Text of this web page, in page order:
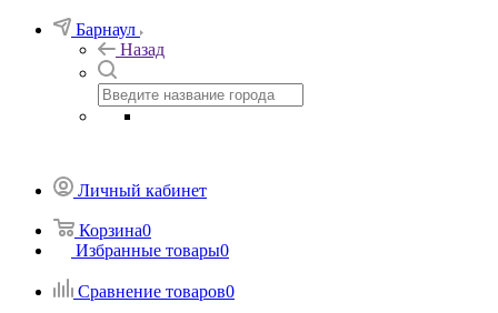
Барнаул
Назад
Личный кабинет
Корзина0
Избранные товары0
Сравнение товаров0